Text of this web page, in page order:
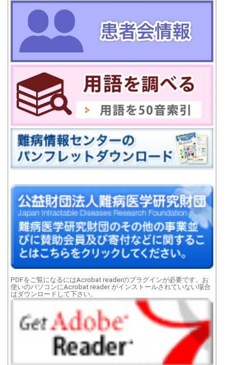
PDFをご覧になるにはAcrobat readerのプラグインが必要です。お
使いのパソコンにAcrobat reader がインストールされていない場合
はダウンロードして下さい。